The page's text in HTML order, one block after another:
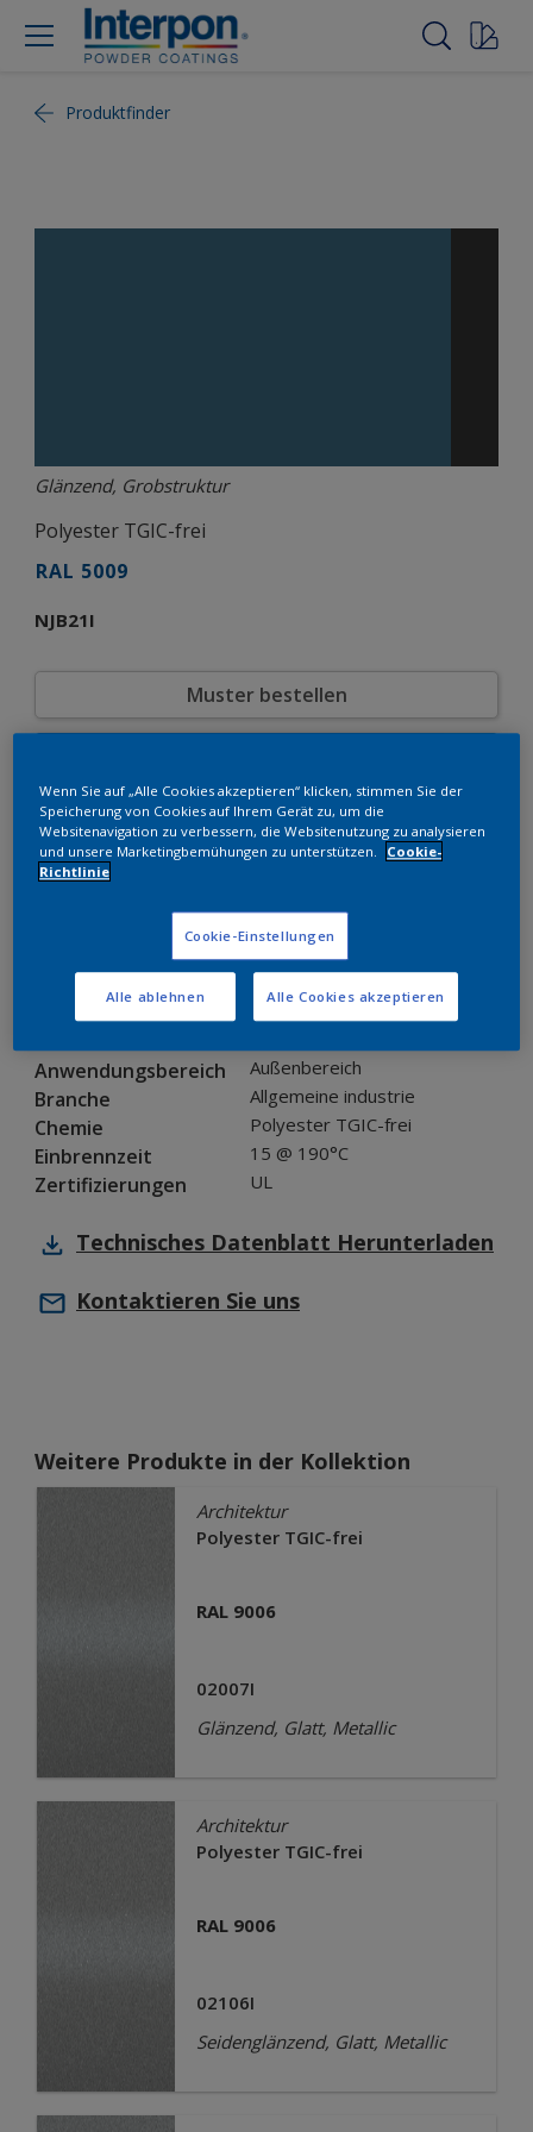
Produktfinder
Glänzend, Grobstruktur
Polyester TGIC-frei
RAL 5009
NJB21I
Muster bestellen
Produkteigenschaften
Produktcode NJB21I
Verpackungseinheit
RAL
Glänzend
Struktur
Anwendungsbereich Außenbereich
Branche Allgemeine industrie
Chemie Polyester TGIC-frei
Einbrennzeit 15 @ 190°C
Zertifizierungen UL
Technisches Datenblatt Herunterladen
Kontaktieren Sie uns
Weitere Produkte in der Kollektion
Architektur
Polyester TGIC-frei
RAL 9006
02007I
Glänzend, Glatt, Metallic
Architektur
Polyester TGIC-frei
RAL 9006
02106I
Seidenglänzend, Glatt, Metallic
Wenn Sie auf „Alle Cookies akzeptieren“ klicken, stimmen Sie der
Speicherung von Cookies auf Ihrem Gerät zu, um die
Websitenavigation zu verbessern, die Websitenutzung zu analysieren
und unsere Marketingbemühungen zu unterstützen.
Cookie-
Richtlinie
Cookie-Einstellungen
Alle ablehnen Alle Cookies akzeptieren